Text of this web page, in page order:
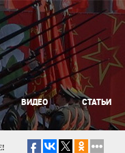
ВИДЕО СТАТЬИ